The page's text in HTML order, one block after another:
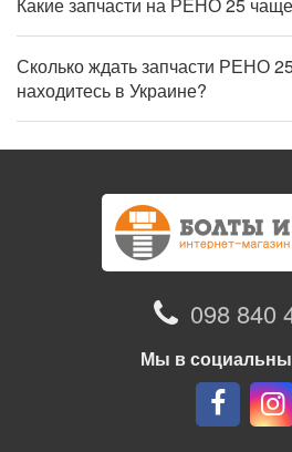
Сколько ждать запчасти РЕНО
находитесь в Украине?
098 840
Мы в